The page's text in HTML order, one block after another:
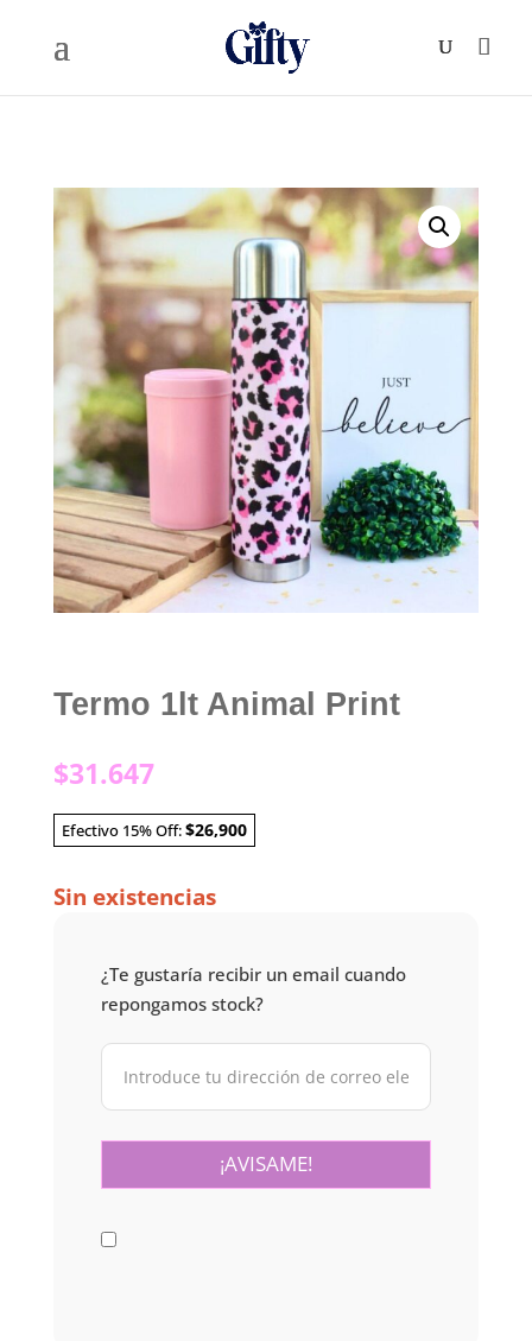
Termo 1lt Animal Print
$31.647
Efectivo 15% Off:$26,900
Sin existencias
¿Te gustaría recibir un email cuando
repongamos stock?